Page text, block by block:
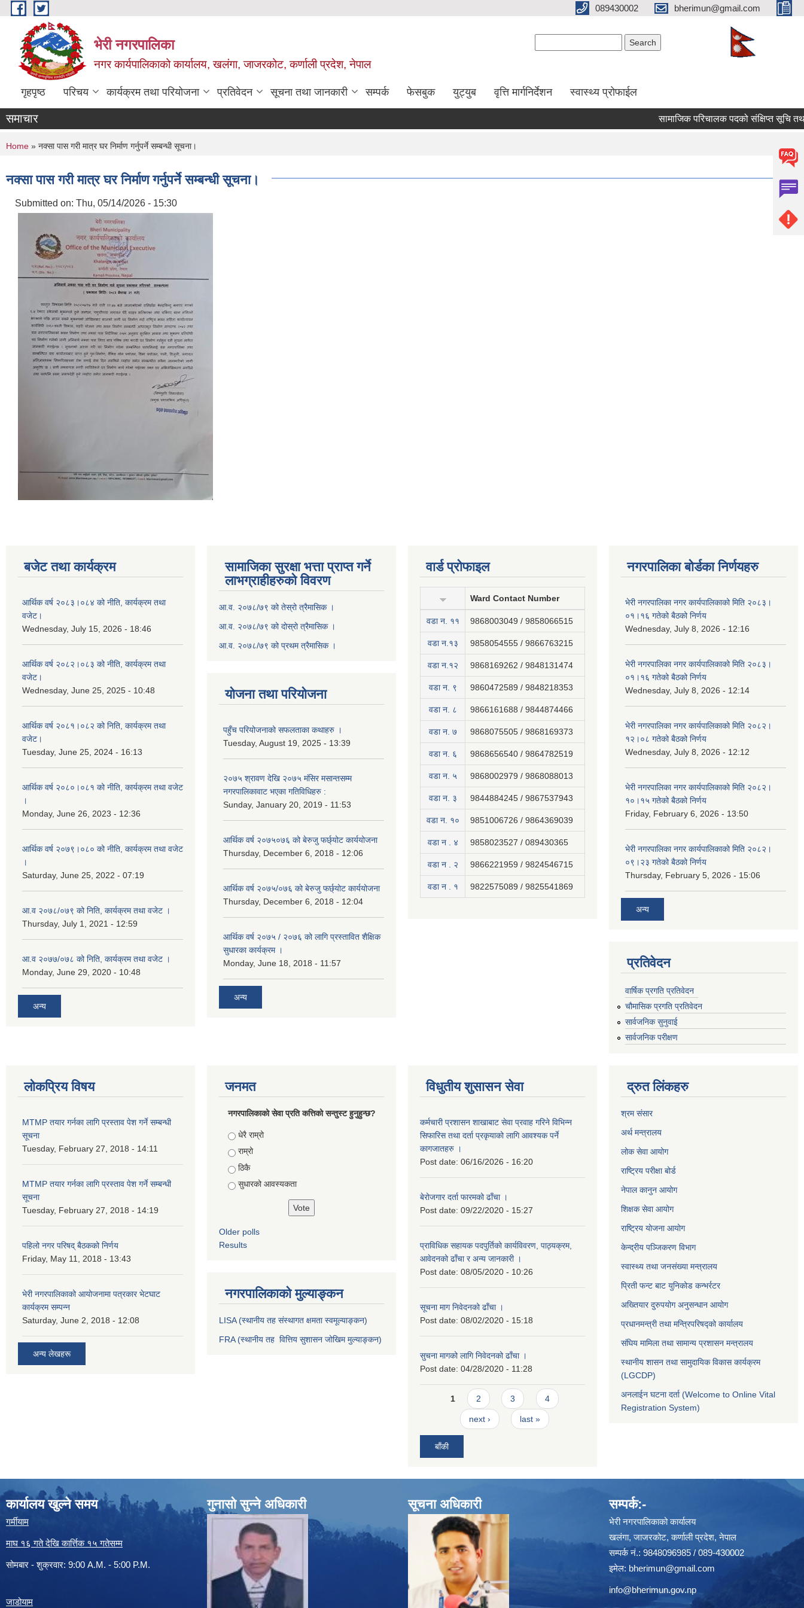
Skip to main content 089430002 bherimun@gmail.com
भेरी नगरपालिका
नगर कार्यपालिकाको कार्यालय, खलंगा, जाजरकोट, कर्णाली प्रदेश, नेपाल
गृहपृष्ठ परिचय कार्यक्रम तथा परियोजना प्रतिवेदन सूचना तथा जानकारी सम्पर्क फेसबुक युट्युब वृत्ति मार्गनिर्देशन स्वास्थ्य प्रोफाईल
समाचार सामाजिक परिचालक पदको संक्षिप्त सूचि तथा
You are here
Home » नक्सा पास गरी मात्र घर निर्माण गर्नुपर्ने सम्बन्धी सूचना।
नक्सा पास गरी मात्र घर निर्माण गर्नुपर्ने सम्बन्धी सूचना।
Submitted on: Thu, 05/14/2026 - 15:30
बजेट तथा कार्यक्रम
आर्थिक वर्ष २०८३।०८४ को नीति, कार्यक्रम तथा
वजेट।
Wednesday, July 15, 2026 - 18:46
आर्थिक वर्ष २०८२।०८३ को नीति, कार्यक्रम तथा
वजेट।
Wednesday, June 25, 2025 - 10:48
आर्थिक वर्ष २०८१।०८२ को निति, कार्यक्रम तथा
वजेट।
Tuesday, June 25, 2024 - 16:13
आर्थिक वर्ष २०८०।०८१ को नीति, कार्यक्रम तथा वजेट
।
Monday, June 26, 2023 - 12:36
आर्थिक वर्ष २०७९।०८० को नीति, कार्यक्रम तथा वजेट
।
Saturday, June 25, 2022 - 07:19
आ.व २०७८/०७९ को निति, कार्यक्रम तथा वजेट ।
Thursday, July 1, 2021 - 12:59
आ.व २०७७/०७८ को निति, कार्यक्रम तथा वजेट ।
Monday, June 29, 2020 - 10:48
अन्य
सामाजिका सुरक्षा भत्ता प्राप्त गर्ने
लाभग्राहीहरुको विवरण
आ.व. २०७८/७९ को तेस्रो त्रैमासिक ।
आ.व. २०७८/७९ को दोस्रो त्रैमासिक ।
आ.व. २०७८/७९ को प्रथम त्रैमासिक ।
योजना तथा परियोजना
पहुँच परियोजनाको सफलताका कथाहरु ।
Tuesday, August 19, 2025 - 13:39
२०७५ श्रावण देखि २०७५ मंसिर मसान्तसम्म
नगरपालिकावाट भएका गतिविधिहरु :
Sunday, January 20, 2019 - 11:53
आर्थिक वर्ष २०७५०७६ को बेरुजु फर्छ्योट कार्ययोजना
Thursday, December 6, 2018 - 12:06
आर्थिक वर्ष २०७५/०७६ को बेरुजु फर्छ्योट कार्ययोजना
Thursday, December 6, 2018 - 12:04
आर्थिक वर्ष २०७५ / २०७६ को लागि प्रस्तावित शैक्षिक
सुधारका कार्यक्रम ।
Monday, June 18, 2018 - 11:57
अन्य
वार्ड प्रोफाइल
Ward Contact Number
वडा न‍. ११ 9868003049 / 9858066515
वडा न.१३ 9858054555 / 9866763215
वडा न.१२ 9868169262 / 9848131474
वडा न. ९ 9860472589 / 9848218353
वडा न. ८ 9866161688 / 9844874466
वडा न. ७ 9868075505 / 9868169373
वडा न. ६ 9868656540 / 9864782519
वडा न. ५ 9868002979 / 9868088013
वडा न. ३ 9844884245 / 9867537943
वडा न. १० 9851006726 / 9864369039
वडा न . ४ 9858023527 / 089430365
वडा न . २ 9866221959 / 9824546715
वडा न . १ 9822575089 / 9825541869
नगरपालिका बोर्डका निर्णयहरु
भेरी नगरपालिका नगर कार्यपालिकाको मिति २०८३।
०१।१६ गतेको बैठको निर्णय
Wednesday, July 8, 2026 - 12:16
भेरी नगरपालिका नगर कार्यपालिकाको मिति २०८३।
०१।१६ गतेको बैठको निर्णय
Wednesday, July 8, 2026 - 12:14
भेरी नगरपालिका नगर कार्यपालिकाको मिति २०८२।
१२।०८ गतेको बैठको निर्णय
Wednesday, July 8, 2026 - 12:12
भेरी नगरपालिका नगर कार्यपालिकाको मिति २०८२।
१०।१५ गतेको बैठको निर्णय
Friday, February 6, 2026 - 13:50
भेरी नगरपालिका नगर कार्यपालिकाको मिति २०८२।
०९।२३ गतेको बैठको निर्णय
Thursday, February 5, 2026 - 15:06
अन्य
प्रतिवेदन
वार्षिक प्रगति प्रतिवेदन
चौमासिक प्रगति प्रतिवेदन
सार्वजनिक सुनुवाई
सार्वजनिक परीक्षण
लोकप्रिय विषय
MTMP तयार गर्नका लागि प्रस्ताव पेश गर्ने सम्बन्धी
सूचना
Tuesday, February 27, 2018 - 14:11
MTMP तयार गर्नका लागि प्रस्ताव पेश गर्ने सम्बन्धी
सूचना
Tuesday, February 27, 2018 - 14:19
पहिलो नगर परिषद् बैठकको निर्णय
Friday, May 11, 2018 - 13:43
भेरी नगरपालिकाको आयोजनामा पत्रकार भेटघाट
कार्यक्रम सम्पन्न
Saturday, June 2, 2018 - 12:08
अन्य लेखहरू
जनमत
नगरपालिकाको सेवा प्रति कत्तिको सन्तुस्ट हुनुहुन्छ?
Choices
धेरै राम्रो
राम्रो
ठिकै
सुधारको आवस्यकता
Older polls
Results
नगरपालिकाको मुल्याङ्कन
LISA (स्थानीय तह संस्थागत क्षमता स्वमूल्याङ्कन)
FRA (स्थानीय तह वित्तिय सुशासन जोखिम मुल्याङ्कन)
विधुतीय शुसासन सेवा
कर्मचारी प्रशासन शाखाबाट सेवा प्रवाह गरिने विभिन्न
सिफारिस तथा दर्ता प्रकृयाको लागि आवश्यक पर्ने
कागजातहरु ।
Post date: 06/16/2026 - 16:20
बेरोजगार दर्ता फारमको ढाँचा ।
Post date: 09/22/2020 - 15:27
प्राविधिक सहायक पदपुर्तिको कार्यविवरण, पाठ्यक्रम,
आवेदनको ढाँचा र अन्य जानकारी ।
Post date: 08/05/2020 - 10:26
सूचना माग निवेदनको ढाँचा ।
Post date: 08/02/2020 - 15:18
सुचना मागको लागि निवेदनको ढाँचा ।
Post date: 04/28/2020 - 11:28
Pages
1 2 3 4
next › last »
बाँकी
द्रुत लिंकहरु
श्रम संसार
अर्थ मन्त्रालय
लोक सेवा आयोग
राष्ट्रिय परीक्षा बोर्ड
नेपाल कानुन आयोग
शिक्षक सेवा आयोग
राष्ट्रिय योजना आयोग
केन्द्रीय पञ्जिकरण विभाग
स्वास्थ्य तथा जनसंख्या मन्त्रालय
प्रिती फन्ट बाट युनिकोड कन्भर्रटर
अख्तियार दुरुपयोग अनुसन्धान आयोग
प्रधानमन्त्री तथा मन्त्रिपरिषद्को कार्यालय
संघिय मामिला तथा सामान्य प्रशासन मन्त्रालय
स्थानीय शासन तथा सामुदायिक विकास कार्यक्रम
(LGCDP)
अनलाईन घटना दर्ता (Welcome to Online Vital
Registration System)
कार्यालय खुल्ने समय
गर्मीयाम
माघ १६ गते देखि कार्त्तिक १५ गतेसम्म
सोमबार - शुक्रवार: 9:00 A.M. - 5:00 P.M.
जाडोयाम
गुनासो सुन्ने अधिकारी सूचना अधिकारी सम्पर्क:-
भेरी नगरपालिकाको कार्यालय
खलंगा, जाजरकोट, कर्णाली प्रदेश, नेपाल
सम्पर्क नं.: 9848096985 / 089-430002
इमेल: bherimun@gmail.com
info@bherimun.gov.np